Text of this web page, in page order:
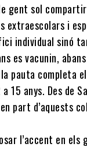
gent sol
i
individual sinó
es vacunin,
pauta completa
15 anys. Des de
part d’aquests
l’accent en els